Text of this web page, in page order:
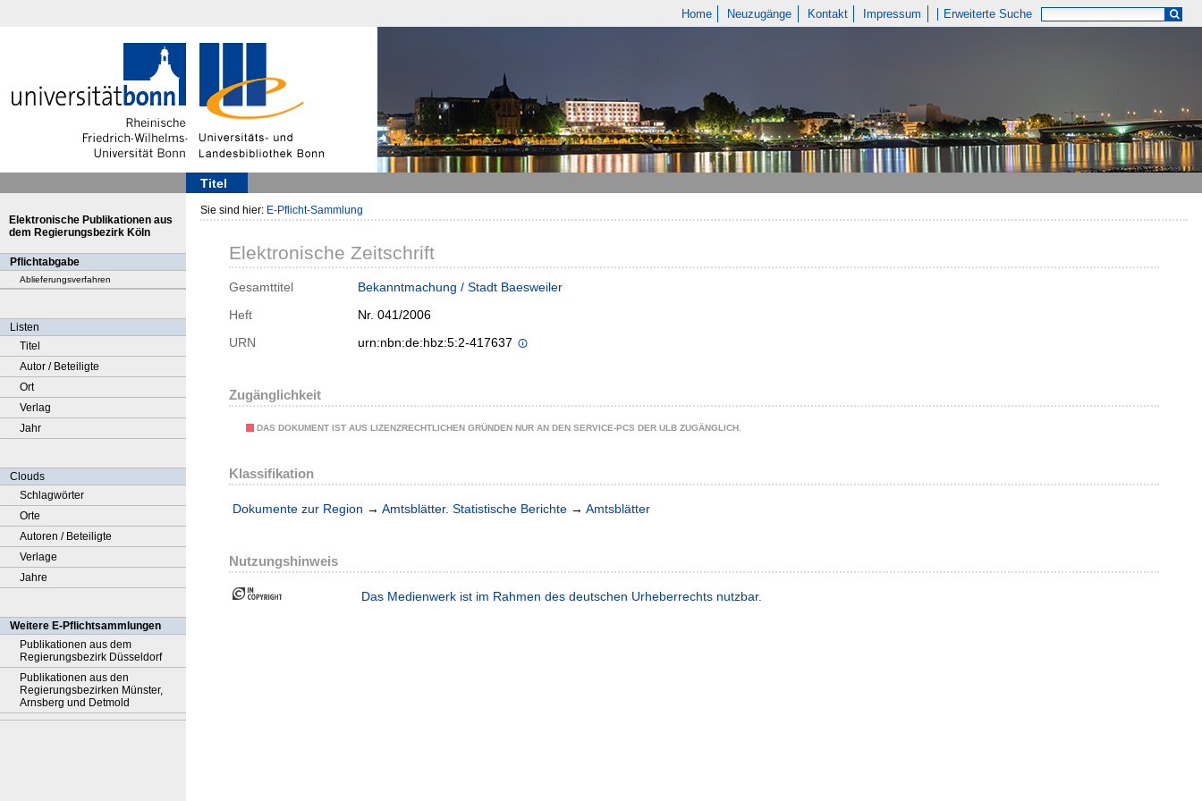
Home Neuzugänge Kontakt Impressum Erweiterte Suche
Titel
Elektronische Publikationen aus
dem Regierungsbezirk Köln
Pflichtabgabe
Ablieferungsverfahren
Listen
Titel
Autor / Beteiligte
Ort
Verlag
Jahr
Clouds
Schlagwörter
Orte
Autoren / Beteiligte
Verlage
Jahre
Weitere E-Pflichtsammlungen
Publikationen aus dem
Regierungsbezirk Düsseldorf
Publikationen aus den
Regierungsbezirken Münster,
Arnsberg und Detmold
Sie sind hier: E-Pflicht-Sammlung
Elektronische Zeitschrift
Gesamttitel
Bekanntmachung / Stadt Baesweiler
Heft
Nr. 041/2006
URN
urn:nbn:de:hbz:5:2-417637
Zugänglichkeit
DAS DOKUMENT IST AUS LIZENZRECHTLICHEN GRÜNDEN NUR AN DEN SERVICE-PCS DER ULB ZUGÄNGLICH.
Klassifikation
Dokumente zur Region → Amtsblätter. Statistische Berichte → Amtsblätter
Nutzungshinweis
Das Medienwerk ist im Rahmen des deutschen Urheberrechts nutzbar.